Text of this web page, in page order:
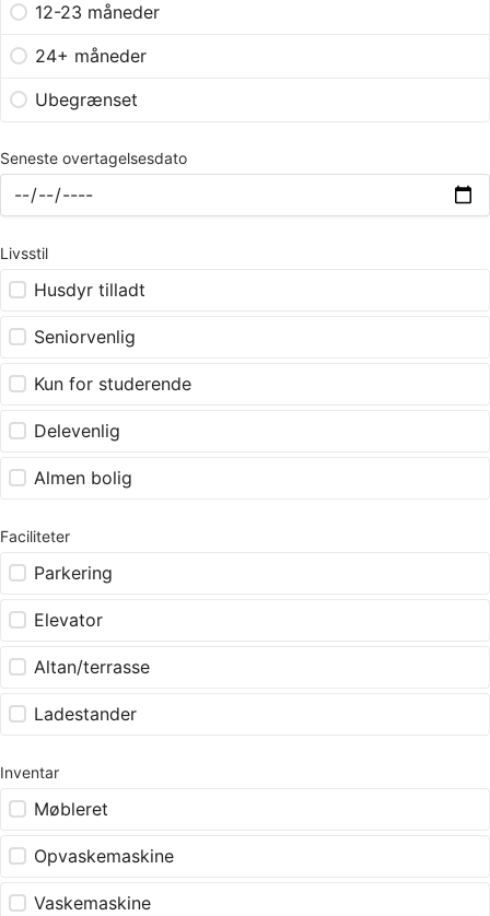
12-23 måneder
24+ måneder
Ubegrænset
Seneste overtagelsesdato
Livsstil
Husdyr tilladt
Seniorvenlig
Kun for studerende
Delevenlig
Almen bolig
Faciliteter
Parkering
Elevator
Altan/terrasse
Ladestander
Inventar
Møbleret
Opvaskemaskine
Vaskemaskine